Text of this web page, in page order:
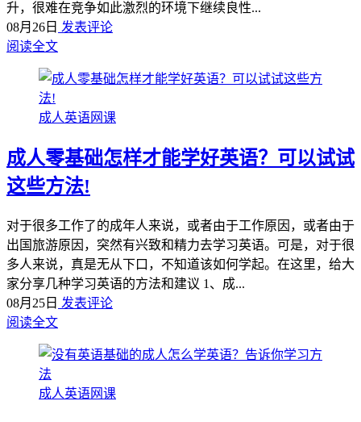
升，很难在竞争如此激烈的环境下继续良性...
08月26日 发表评论
阅读全文
成人英语网课
成人零基础怎样才能学好英语？可以试试
这些方法!
对于很多工作了的成年人来说，或者由于工作原因，或者由于
出国旅游原因，突然有兴致和精力去学习英语。可是，对于很
多人来说，真是无从下口，不知道该如何学起。在这里，给大
家分享几种学习英语的方法和建议 1、成...
08月25日 发表评论
阅读全文
成人英语网课